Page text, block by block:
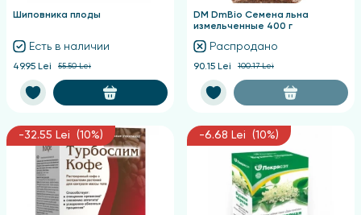
Шиповника плоды
Есть в наличии
49.95 Lei 55.50 Lei
DM DmBio Семена льна
измельченные 400 г
Распродано
90.15 Lei 100.17 Lei
-32.55 Lei (10%) -6.68 Lei (10%)